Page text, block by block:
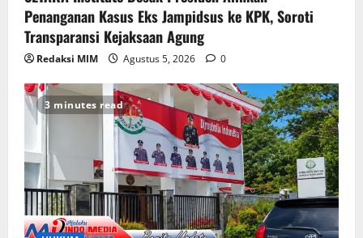
Penanganan Kasus Eks Jampidsus ke KPK, Soroti
Transparansi Kejaksaan Agung
Redaksi MIM Agustus 5, 2026 0
3 minutes read